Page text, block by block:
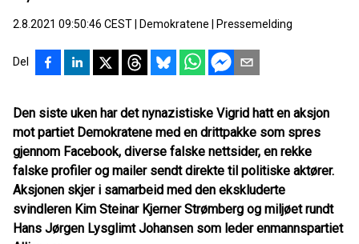
2.8.2021 09:50:46 CEST Demokratene Pressemelding
Del
Den siste uken har det nynazistiske Vigrid hatt en aksjon
mot partiet Demokratene med en drittpakke som spres
gjennom Facebook, diverse falske nettsider, en rekke
falske profiler og mailer sendt direkte til politiske aktører.
Aksjonen skjer i samarbeid med den ekskluderte
svindleren Kim Steinar Kjerner Strømberg og miljøet rundt
Hans Jørgen Lysglimt Johansen som leder enmannspartiet